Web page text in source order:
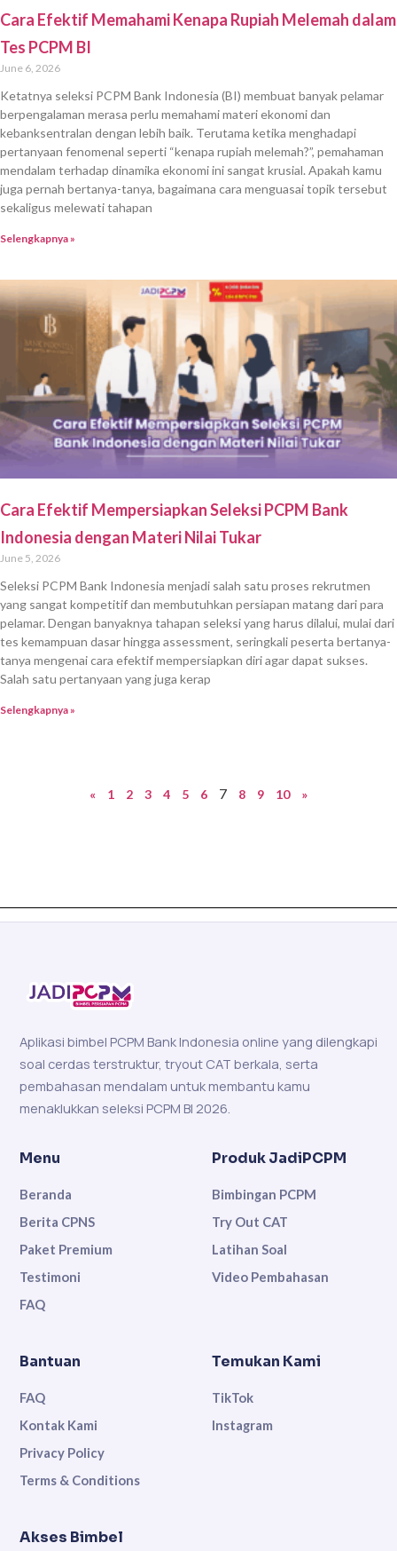
Cara Efektif Memahami Kenapa Rupiah Melemah dalam
Tes PCPM BI
June 6, 2026
Ketatnya seleksi PCPM Bank Indonesia (BI) membuat banyak pelamar
berpengalaman merasa perlu memahami materi ekonomi dan
kebanksentralan dengan lebih baik. Terutama ketika menghadapi
pertanyaan fenomenal seperti “kenapa rupiah melemah?”, pemahaman
mendalam terhadap dinamika ekonomi ini sangat krusial. Apakah kamu
juga pernah bertanya-tanya, bagaimana cara menguasai topik tersebut
sekaligus melewati tahapan
Selengkapnya »
Cara Efektif Mempersiapkan Seleksi PCPM Bank
Indonesia dengan Materi Nilai Tukar
June 5, 2026
Seleksi PCPM Bank Indonesia menjadi salah satu proses rekrutmen
yang sangat kompetitif dan membutuhkan persiapan matang dari para
pelamar. Dengan banyaknya tahapan seleksi yang harus dilalui, mulai dari
tes kemampuan dasar hingga assessment, seringkali peserta bertanya-
tanya mengenai cara efektif mempersiapkan diri agar dapat sukses.
Salah satu pertanyaan yang juga kerap
Selengkapnya »
« 1 2 3 4 5 6 7 8 9 10 »
Aplikasi bimbel PCPM Bank Indonesia online yang dilengkapi
soal cerdas terstruktur, tryout CAT berkala, serta
pembahasan mendalam untuk membantu kamu
menaklukkan seleksi PCPM BI 2026.
Menu
Beranda
Berita CPNS
Paket Premium
Testimoni
FAQ
Produk JadiPCPM
Bimbingan PCPM
Try Out CAT
Latihan Soal
Video Pembahasan
Bantuan
FAQ
Kontak Kami
Privacy Policy
Terms & Conditions
Temukan Kami
TikTok
Instagram
Akses Bimbel